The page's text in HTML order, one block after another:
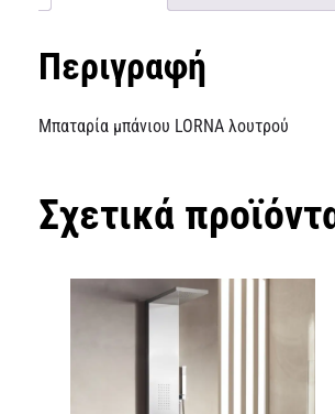
Περιγραφή
Μπαταρία μπάνιου LORNA λουτρού
Σχετικά